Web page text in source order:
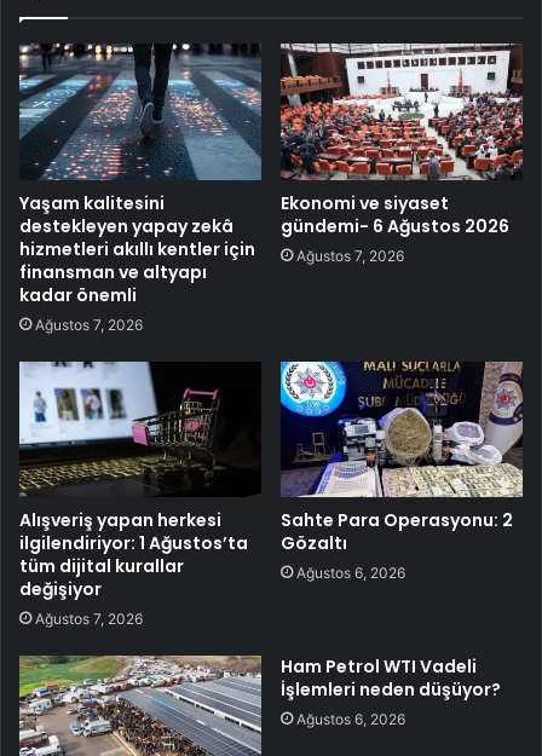
Yaşam kalitesini
destekleyen yapay zekâ
hizmetleri akıllı kentler için
finansman ve altyapı
kadar önemli
Ağustos 7, 2026
Ekonomi ve siyaset
gündemi- 6 Ağustos 2026
Ağustos 7, 2026
Alışveriş yapan herkesi
ilgilendiriyor: 1 Ağustos’ta
tüm dijital kurallar
değişiyor
Ağustos 7, 2026
Sahte Para Operasyonu: 2
Gözaltı
Ağustos 6, 2026
Ham Petrol WTI Vadeli
İşlemleri neden düşüyor?
Ağustos 6, 2026